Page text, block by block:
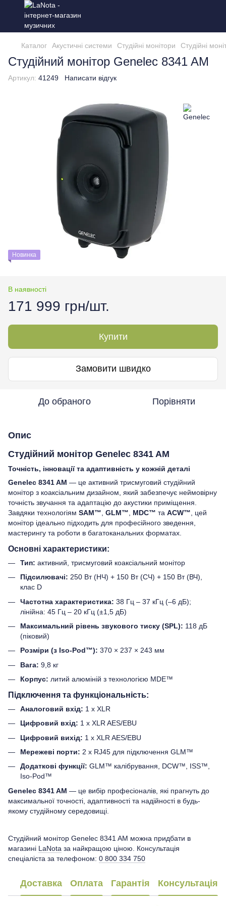
Каталог Акустичні системи Студійні монітори Студійні
Студійний монітор Genelec 8341 AM
Артикул: 41249 Написати відгук
Новинка
В наявності
171 999 грн/шт.
Купити
Замовити швидко
До обраного Порівняти
Опис
Студійний монітор Genelec 8341 AM
Точність, інновації та адаптивність у кожній деталі
Genelec 8341 AM — це активний трисмуговий студійний
монітор з коаксіальним дизайном, який забезпечує неймовірну
точність звучання та адаптацію до акустики приміщення.
Завдяки технологіям SAM™ GLM™ MDC™ та ACW™ , цей
монітор ідеально підходить для професійного зведення,
мастерингу та роботи в багатоканальних форматах.​
Основні характеристики:
Тип: активний, трисмуговий коаксіальний монітор​
Підсилювачі: 250 Вт (НЧ) + 150 Вт (СЧ) + 150 Вт (ВЧ),
клас D​
Частотна характеристика: 38 Гц – 37 кГц (–6 дБ);
лінійна: 45 Гц – 20 кГц (±1,5 дБ)​
Максимальний рівень звукового тиску (SPL): 118 дБ
(піковий)​
Розміри (з Iso-Pod™): 370 × 237 × 243 мм​
Вага: 9,8 кг​
Корпус: литий алюміній з технологією MDE™​
Підключення та функціональність:
Аналоговий вхід: 1 x XLR​
Цифровий вхід: 1 x XLR AES/EBU​
Цифровий вихід: 1 x XLR AES/EBU​
Мережеві порти: 2 x RJ45 для підключення GLM™​
Додаткові функції: GLM™ калібрування, DCW™, ISS™,
Iso-Pod™​
Genelec 8341 AM — це вибір професіоналів, які прагнуть до
максимальної точності, адаптивності та надійності в будь-
якому студійному середовищі.
Студійний монітор Genelec 8341 AM можна придбати в
магазині LaNota за найкращою ціною. Консультація
спеціаліста за телефоном: 0 800 334 750
Доставка Оплата Гарантія Консультація